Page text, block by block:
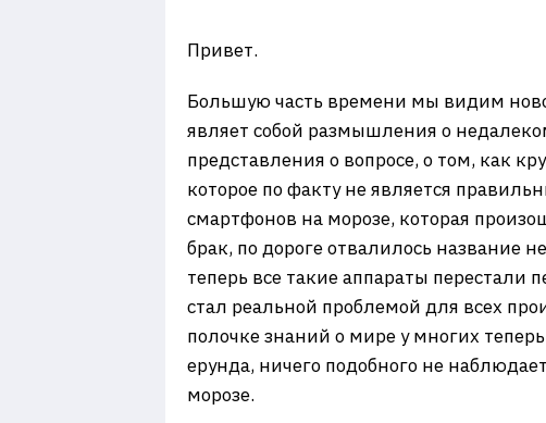
Привет.
Большую часть времени мы видим
являет собой размышления о
представления о вопросе, о том, как
которое по факту не является
смартфонов на морозе, которая
брак, по дороге отвалилось название
теперь все такие аппараты
стал реальной проблемой для всех
полочке знаний о мире у многих
ерунда, ничего подобного не
морозе.